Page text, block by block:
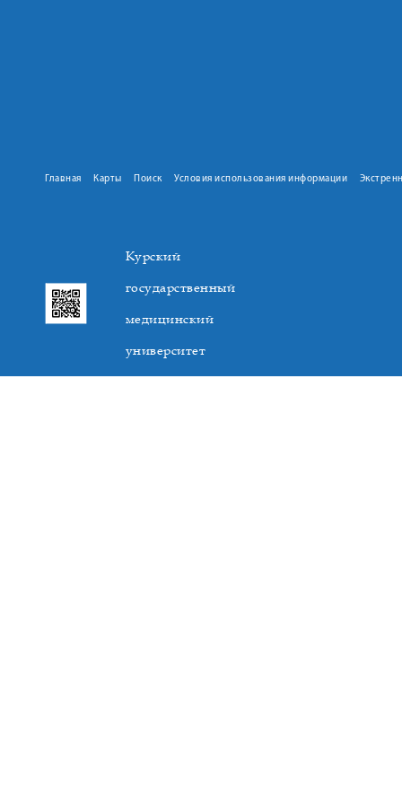
Главная Карты Поиск Условия использования информации
Курский
государственный
медицинский
университет